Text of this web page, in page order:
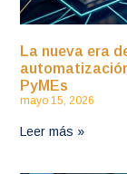
La nueva era
PyMEs
mayo 15, 2026
Leer más »